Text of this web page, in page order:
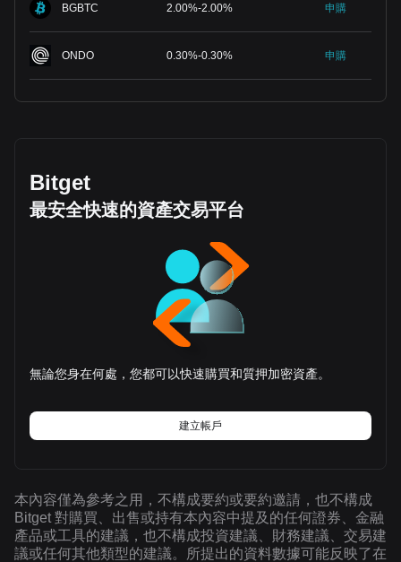
BGBTC 2.00%-2.00% 申購
ONDO 0.30%-0.30% 申購
Bitget
最安全快速的資產交易平台
無論您身在何處，您都可以快速購買和質押加密資產。
建立帳戶
本內容僅為參考之用，不構成要約或要約邀請，也不構成
Bitget 對購買、出售或持有本內容中提及的任何證券、金融
產品或工具的建議，也不構成投資建議、財務建議、交易建
議或任何其他類型的建議。所提出的資料數據可能反映了在